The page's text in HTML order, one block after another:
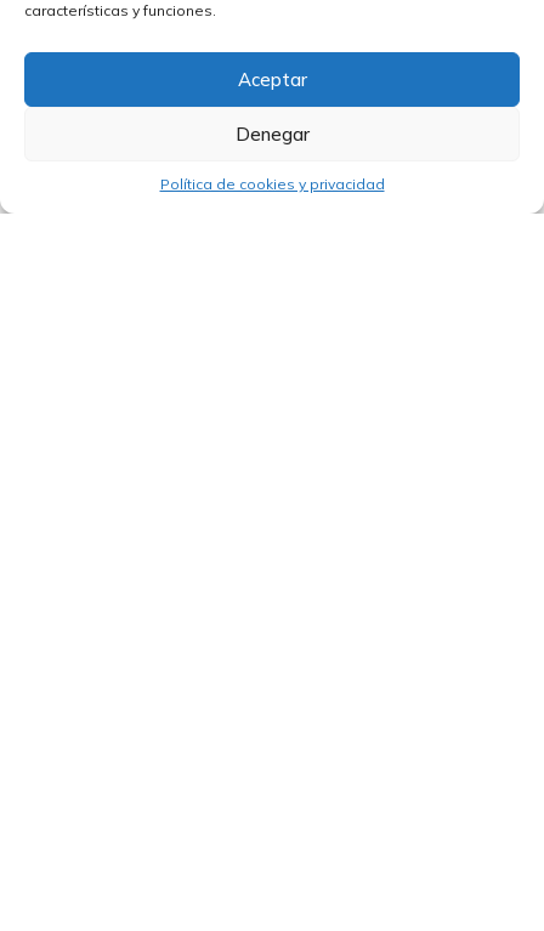
características y funciones.
Aceptar
Denegar
Política de cookies y privacidad
Nueva inversión del BERD para impulsar